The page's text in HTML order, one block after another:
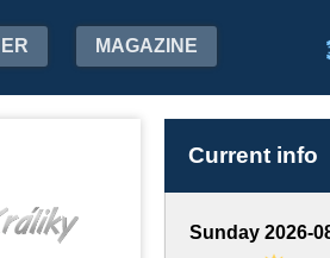
MAGAZINE
Current info
Sunday 2026-